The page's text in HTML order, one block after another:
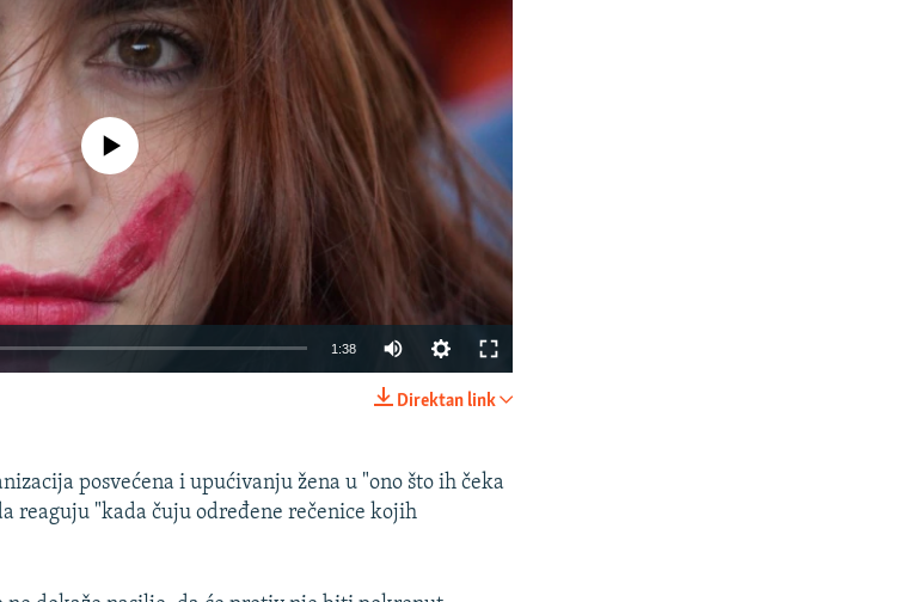
source currently available
1:38
720p
Direktan link
posvećena i upućivanju žena u "ono što ih čeka
reaguju "kada čuju određene rečenice kojih